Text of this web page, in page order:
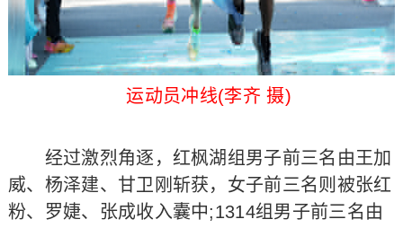
运动员冲线(李齐 摄)
经过激烈角逐，红枫湖组男子前三名由王加
威、杨泽建、甘卫刚斩获，女子前三名则被张红
粉、罗婕、张成收入囊中;1314组男子前三名由